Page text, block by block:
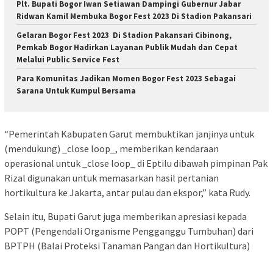
Plt. Bupati Bogor Iwan Setiawan Dampingi Gubernur Jabar
Ridwan Kamil Membuka Bogor Fest 2023 Di Stadion Pakansari
Gelaran Bogor Fest 2023 Di Stadion Pakansari Cibinong,
Pemkab Bogor Hadirkan Layanan Publik Mudah dan Cepat
Melalui Public Service Fest
Para Komunitas Jadikan Momen Bogor Fest 2023 Sebagai
Sarana Untuk Kumpul Bersama
“Pemerintah Kabupaten Garut membuktikan janjinya untuk
(mendukung) _close loop_, memberikan kendaraan
operasional untuk _close loop_ di Eptilu dibawah pimpinan Pak
Rizal digunakan untuk memasarkan hasil pertanian
hortikultura ke Jakarta, antar pulau dan ekspor,” kata Rudy.
Selain itu, Bupati Garut juga memberikan apresiasi kepada
POPT (Pengendali Organisme Pengganggu Tumbuhan) dari
BPTPH (Balai Proteksi Tanaman Pangan dan Hortikultura)